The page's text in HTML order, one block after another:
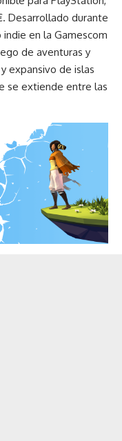
Desarrollado durante
en la Gamescom
de aventuras y
expansivo de islas
se extiende entre las